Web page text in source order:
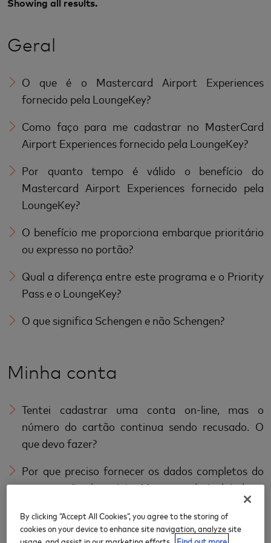
Showing all results.
Geral
O que é o Mastercard Airport Experiences
fornecido pela LoungeKey?
Como faço para me cadastrar no MasterCard
Airport Experiences fornecido pela LoungeKey?
Por quanto tempo é válido o benefício do
Mastercard Airport Experiences fornecido pela
LoungeKey?
O benefício me proporciona embarque prioritário
ou expresso no portão?
Qual a diferença entre este programa e o Priority
Pass e o LoungeKey?
O que significa Schengen e não Schengen?
Minha conta
Tentei cadastrar uma conta on-line, mas o
número do cartão continua sendo recusado. O
que devo fazer?
Por que preciso fornecer os dados completos do
meu cartão bancário Mastercard, incluindo o
código CVC, para me cadastrar para uma conta
on-line?
By clicking “Accept All Cookies”, you agree to the storing of
cookies on your device to enhance site navigation, analyze site